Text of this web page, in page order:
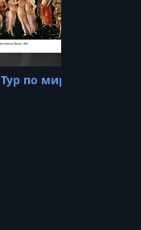
Тур по мировой